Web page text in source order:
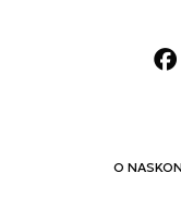
O NAS